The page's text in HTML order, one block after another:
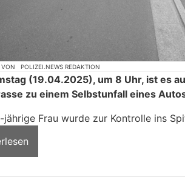
VON POLIZEI.NEWS REDAKTION
(19.04.2025), um 8 Uhr, ist es
zu einem Selbstunfall eines
jährige Frau wurde zur Kontrolle ins